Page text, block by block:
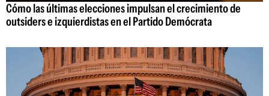
Cómo las últimas elecciones impulsan el crecimiento de
outsiders e izquierdistas en el Partido Demócrata